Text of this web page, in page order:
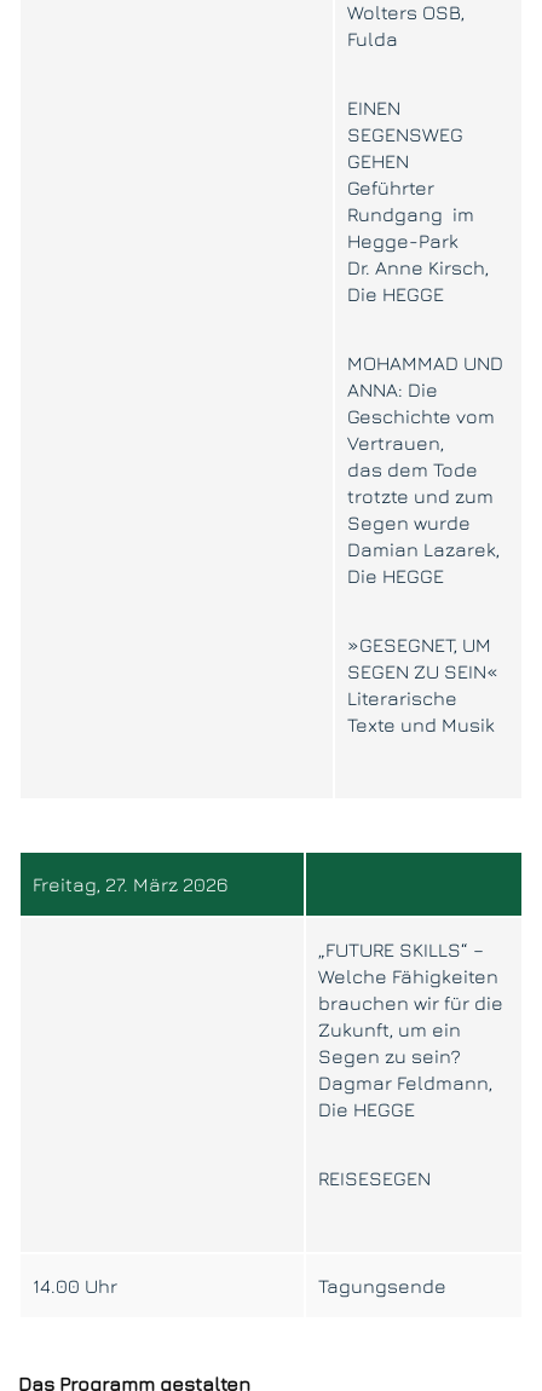
Wolters OSB,
Fulda
EINEN
SEGENSWEG
GEHEN
Geführter
Rundgang im
Hegge-Park
Dr. Anne Kirsch,
Die HEGGE
MOHAMMAD UND
ANNA: Die
Geschichte vom
Vertrauen,
das dem Tode
trotzte und zum
Segen wurde
Damian Lazarek,
Die HEGGE
»GESEGNET, UM
SEGEN ZU SEIN«
Literarische
Texte und Musik
Freitag, 27. März 2026
„FUTURE SKILLS“ –
Welche Fähigkeiten
brauchen wir für die
Zukunft, um ein
Segen zu sein?
Dagmar Feldmann,
Die HEGGE
REISESEGEN
14.00 Uhr Tagungsende
Das Programm gestalten